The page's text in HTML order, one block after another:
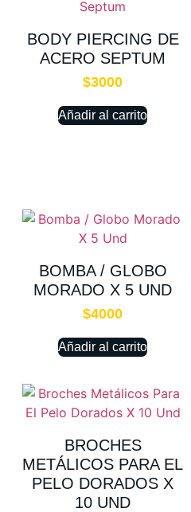
BODY PIERCING DE
ACERO SEPTUM
$3000
Añadir al carrito
BOMBA / GLOBO
MORADO X 5 UND
$4000
Añadir al carrito
BROCHES
METÁLICOS PARA EL
PELO DORADOS X
10 UND